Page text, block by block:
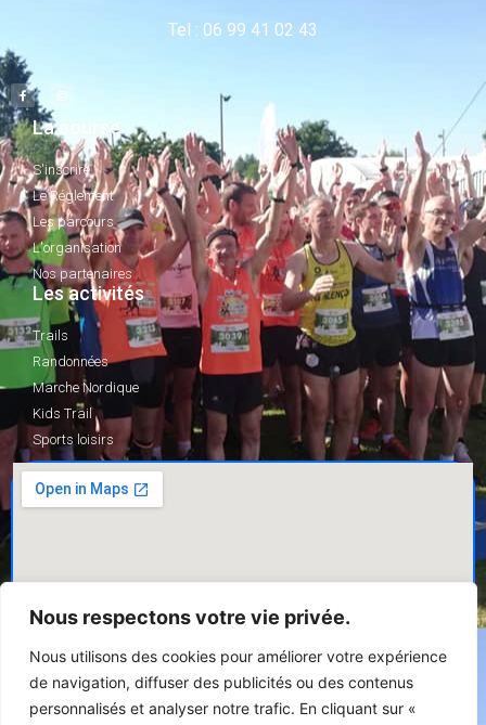
Nous respectons votre vie privée.
Nous utilisons des cookies pour améliorer votre expérience
de navigation, diffuser des publicités ou des contenus
personnalisés et analyser notre trafic. En cliquant sur «
Tel : 06 99 41 02 43
La course
S'inscrire
Le Réglement
Les parcours
L'organisation
Nos partenaires
Les activités
Trails
Randonnées
Marche Nordique
Kids Trail
Sports loisirs